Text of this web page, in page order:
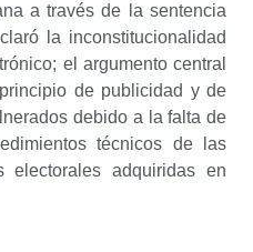
a través de la sentencia
la inconstitucionalidad
el argumento central
de publicidad y de
debido a la falta de
técnicos de las
electorales adquiridas en